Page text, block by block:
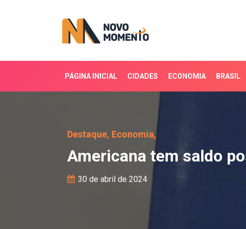
PÁGINA INICIAL CIDADES ECONOMIA BRASIL
Americana tem saldo
Destaque, Economia,
Americana tem saldo
30 de abril de 2024